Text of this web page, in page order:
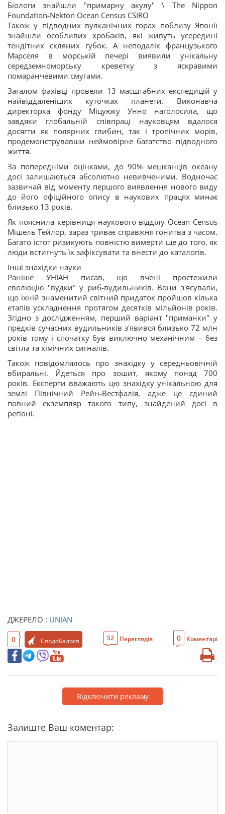
Біологи знайшли "примарну акулу" \ The Nippon
Foundation-Nekton Ocean Census CSIRO
Також у підводних вулканічних горах поблизу Японії
знайшли особливих хробаків, які живуть усередині
тендітних скляних губок. А неподалік французького
Марселя в морській печері виявили унікальну
середземноморську креветку з яскравими
помаранчевими смугами.
Загалом фахівці провели 13 масштабних експедицій у
найвіддаленіших куточках планети. Виконавча
директорка фонду Міцуюку Унно наголосила, що
завдяки глобальній співпраці науковцям вдалося
досягти як полярних глибин, так і тропічних морів,
продемонструвавши неймовірне багатство підводного
життя.
За попередніми оцінками, до 90% мешканців океану
досі залишаються абсолютно невивченими. Водночас
зазвичай від моменту першого виявлення нового виду
до його офіційного опису в наукових працях минає
близько 13 років.
Як пояснила керівниця наукового відділу Ocean Census
Мішель Тейлор, зараз триває справжня гонитва з часом.
Багато істот ризикують повністю вимерти ще до того, як
люди встигнуть їх зафіксувати та внести до каталогів.
Інші знахідки науки
Раніше УНІАН писав, що вчені простежили
еволюцію "вудки" у риб-вудильників. Вони з'ясували,
що їхній знаменитий світний придаток пройшов кілька
етапів ускладнення протягом десятків мільйонів років.
Згідно з дослідженням, перший варіант "приманки" у
предків сучасних вудильників з'явився близько 72 млн
років тому і спочатку був виключно механічним – без
світла та хімічних сигналів.
Також повідомлялось про знахідку у середньовічній
вбиральні. Йдеться про зошит, якому понад 700
років. Експерти вважають цю знахідку унікальною для
землі Північний Рейн-Вестфалія, адже це єдиний
повний екземпляр такого типу, знайдений досі в
регіоні.
ДЖЕРЕЛО : UNIAN
0 Сподобалося 52 Переглядів 0 Коментарі
Відключити рекламу
Залиште Ваш коментар: